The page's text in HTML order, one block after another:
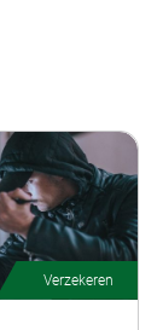
Verzekeren